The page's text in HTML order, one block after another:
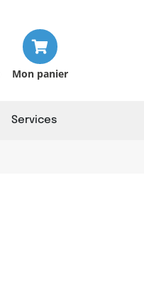
Mon panier
Services